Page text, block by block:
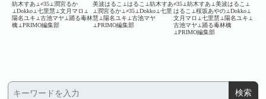
紡木すあ⊥≠35⊥潤宮るか
⊥Dokko⊥七里慧⊥文月マロ⊥
陽名ユキ⊥古池マヤ⊥踊る毒林
檎⊥PRIMO編集部
美波はるこ⊥はるこ⊥紡木すあ
⊥潤宮るか⊥≠35⊥Dokko⊥七里
慧⊥陽名ユキ⊥古池マヤ
⊥PRIMO編集部
≠35⊥紡木すあ⊥美波はるこ⊥
はるこ⊥桜坂あやの⊥Dokko⊥
文月マロ⊥七里慧⊥陽名ユキ⊥
古池マヤ⊥踊る毒林檎
⊥PRIMO編集部